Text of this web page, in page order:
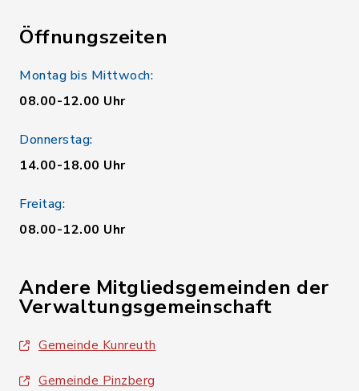
Öffnungszeiten
Montag bis Mittwoch:
08.00-12.00 Uhr
Donnerstag:
14.00-18.00 Uhr
Freitag:
08.00-12.00 Uhr
Andere Mitgliedsgemeinden der
Verwaltungsgemeinschaft
Gemeinde Kunreuth
Gemeinde Pinzberg